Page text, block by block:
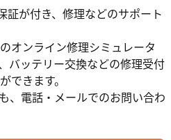
証が付き、修理などのサポート
オンライン修理シミュレータ
バッテリー交換などの修理受付
できます。
、電話・メールでのお問い合わ